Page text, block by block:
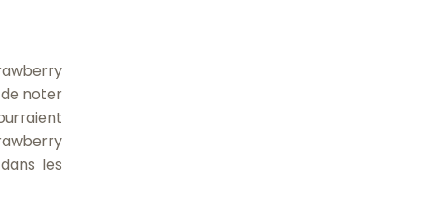
noter
les